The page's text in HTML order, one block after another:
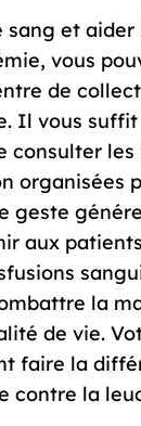
sang et aider
vous
de
Il vous
consulter les
organisées
geste
aux
la
de vie.
faire la
contre la